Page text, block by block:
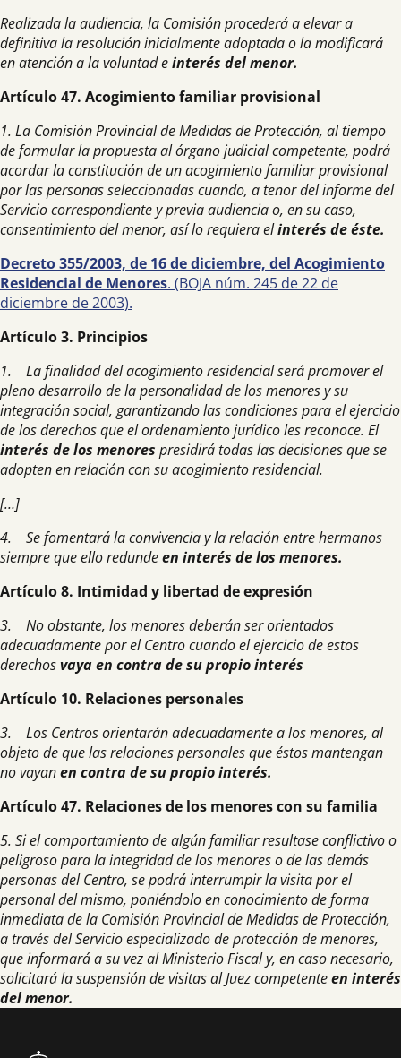
Realizada la audiencia, la Comisión procederá a elevar a
definitiva la resolución inicialmente adoptada o la modificará
en atención a la voluntad einterés del menor.
Artículo 47. Acogimiento familiar provisional
1. La Comisión Provincial de Medidas de Protección, al tiempo
de formular la propuesta al órgano judicial competente, podrá
acordar la constitución de un acogimiento familiar provisional
por las personas seleccionadas cuando, a tenor del informe del
Servicio correspondiente y previa audiencia o, en su caso,
consentimiento del menor, así lo requiera elinterés de éste.
Decreto 355/2003, de 16 de diciembre, del Acogimiento
Residencial de Menores. (BOJA núm. 245 de 22 de
diciembre de 2003).
Artículo 3. Principios
1. La finalidad del acogimiento residencial será promover el
pleno desarrollo de la personalidad de los menores y su
integración social, garantizando las condiciones para el ejercicio
de los derechos que el ordenamiento jurídico les reconoce. El
interés de los menores presidirá todas las decisiones que se
adopten en relación con su acogimiento residencial.
[…]
4. Se fomentará la convivencia y la relación entre hermanos
siempre que ello redundeen interés de los menores.
Artículo 8. Intimidad y libertad de expresión
3. No obstante, los menores deberán ser orientados
adecuadamente por el Centro cuando el ejercicio de estos
derechosvaya en contra de su propio interés
Artículo 10. Relaciones personales
3. Los Centros orientarán adecuadamente a los menores, al
objeto de que las relaciones personales que éstos mantengan
no vayanen contra de su propio interés.
Artículo 47. Relaciones de los menores con su familia
5. Si el comportamiento de algún familiar resultase conflictivo o
peligroso para la integridad de los menores o de las demás
personas del Centro, se podrá interrumpir la visita por el
personal del mismo, poniéndolo en conocimiento de forma
inmediata de la Comisión Provincial de Medidas de Protección,
a través del Servicio especializado de protección de menores,
que informará a su vez al Ministerio Fiscal y, en caso necesario,
solicitará la suspensión de visitas al Juez competenteen interés
del menor.